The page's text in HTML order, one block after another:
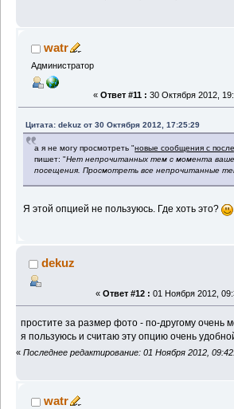
watr
Администратор
« Ответ #11 : 30 Октября 2012,
Цитата: dekuz от 30 Октября 2012, 17:25:29
а я не могу просмотреть "новые сообщения с
пишет: "Нет непрочитанных тем с момента
посещения. Просмотреть все непрочитанные
Я этой опцией не пользуюсь. Где хоть это?
dekuz
« Ответ #12 : 01 Ноября 2012,
простите за размер фото - по-другому очень
я пользуюсь и считаю эту опцию очень
« Последнее редактирование: 01 Ноября 2012,
watr